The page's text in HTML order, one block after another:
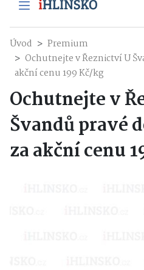
Úvod
Premium
Ochutnejte v Řeznictví U
akční cenu 199 Kč/kg
Ochutnejte v
Švandů pravé
za akční cenu